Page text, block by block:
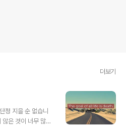
더보기
정 지을 순 없습니
은 것이 너무 많으